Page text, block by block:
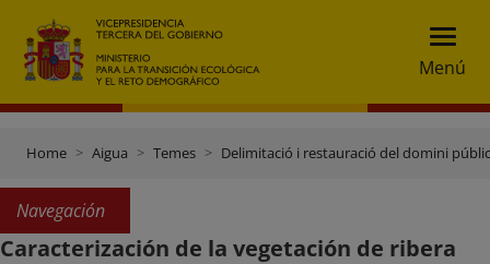
Menú
Home Aigua Temes Delimitació i restauració del domini
Navegación
Caracterización de la vegetación de ribera